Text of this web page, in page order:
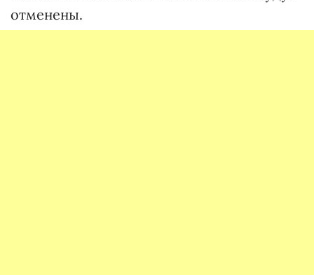
отменены.